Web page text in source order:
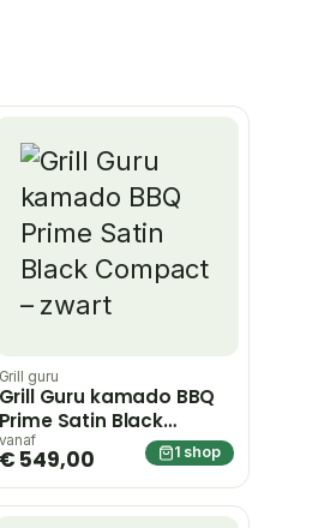
Grill guru
Grill Guru kamado BBQ
Prime Satin Black
Compact – zwart
vanaf
€ 549,00 1 shop